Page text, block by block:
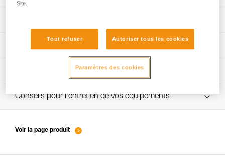
verif-EPI-assureur-procedure-FR
verif-EPI-assureur-suivi-FR
Conseils pour l'entretien de vos équipements
Voir la page produit
Site.
Tout refuser Autoriser tous les cookies
Paramètres des cookies